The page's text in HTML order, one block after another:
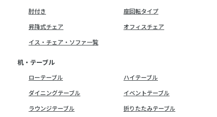
肘付き
座回転タイプ
昇降式チェア
オフィスチェア
イス・チェア・ソファ一覧
机・テーブル
ローテーブル
ハイテーブル
ダイニングテーブル
イベントテーブル
ラウンジテーブル
折りたたみテーブル